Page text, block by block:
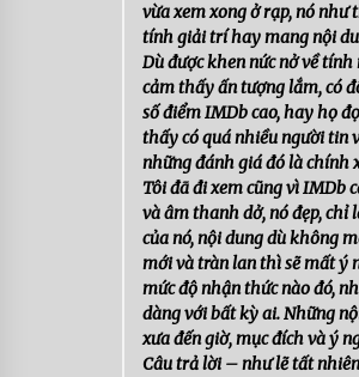
vừa xem xong ở rạp, nó
tính giải trí hay mang nội
Dù được khen nức nở về
cảm thấy ấn tượng lắm, có
số điểm IMDb cao, hay họ
thấy có quá nhiều người tin
những đánh giá đó là chính
Tôi đã đi xem cũng vì IMDb
và âm thanh dở, nó đẹp,
của nó, nội dung dù không
mới và tràn lan thì sẽ mất ý
mức độ nhận thức nào đó,
dàng với bất kỳ ai. Những
xưa đến giờ, mục đích và ý
Câu trả lời – như lẽ tất